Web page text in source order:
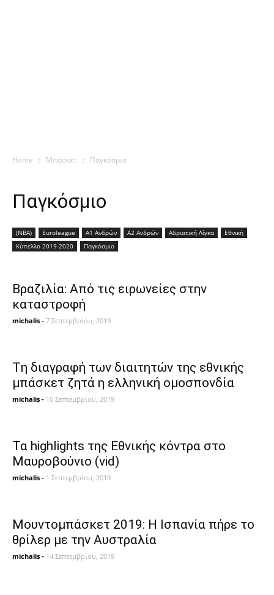
Home Μπάσκετ Παγκόσμιο
Παγκόσμιο
(NBA) Euroleague Α1 Ανδρών Α2 Ανδρών Αδριατική Λίγκα
Εθνική
Κύπελλο 2019-2020
Παγκόσμιο
Βραζιλία: Από τις ειρωνείες στην
καταστροφή
michalis - 7 Σεπτεμβρίου, 2019
Tη διαγραφή των διαιτητών της εθνικής
μπάσκετ ζητά η ελληνική ομοσπονδία
michalis - 10 Σεπτεμβρίου, 2019
Τα highlights της Εθνικής κόντρα στο
Μαυροβούνιο (vid)
michalis - 1 Σεπτεμβρίου, 2019
Μουντομπάσκετ 2019: Η Ισπανία πήρε το
θρίλερ με την Αυστραλία
michalis - 14 Σεπτεμβρίου, 2019